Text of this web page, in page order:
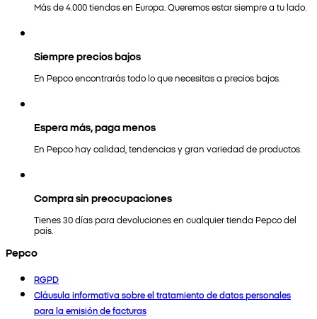
Más de 4.000 tiendas en Europa. Queremos estar siempre a tu lado.
Siempre precios bajos
En Pepco encontrarás todo lo que necesitas a precios bajos.
Espera más, paga menos
En Pepco hay calidad, tendencias y gran variedad de productos.
Compra sin preocupaciones
Tienes 30 días para devoluciones en cualquier tienda Pepco del
país.
Pepco
RGPD
Cláusula informativa sobre el tratamiento de datos personales
para la emisión de facturas